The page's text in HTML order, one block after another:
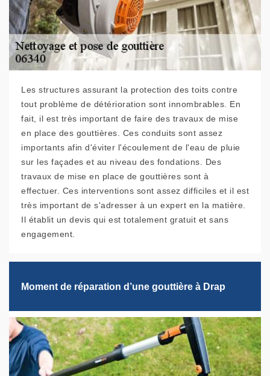
Les structures assurant la protection des toits contre
tout problème de détérioration sont innombrables. En
fait, il est très important de faire des travaux de mise
en place des gouttières. Ces conduits sont assez
importants afin d'éviter l'écoulement de l'eau de pluie
sur les façades et au niveau des fondations. Des
travaux de mise en place de gouttières sont à
effectuer. Ces interventions sont assez difficiles et il est
très important de s'adresser à un expert en la matière.
Il établit un devis qui est totalement gratuit et sans
engagement.
Moment de réparation d’une gouttière à Drap